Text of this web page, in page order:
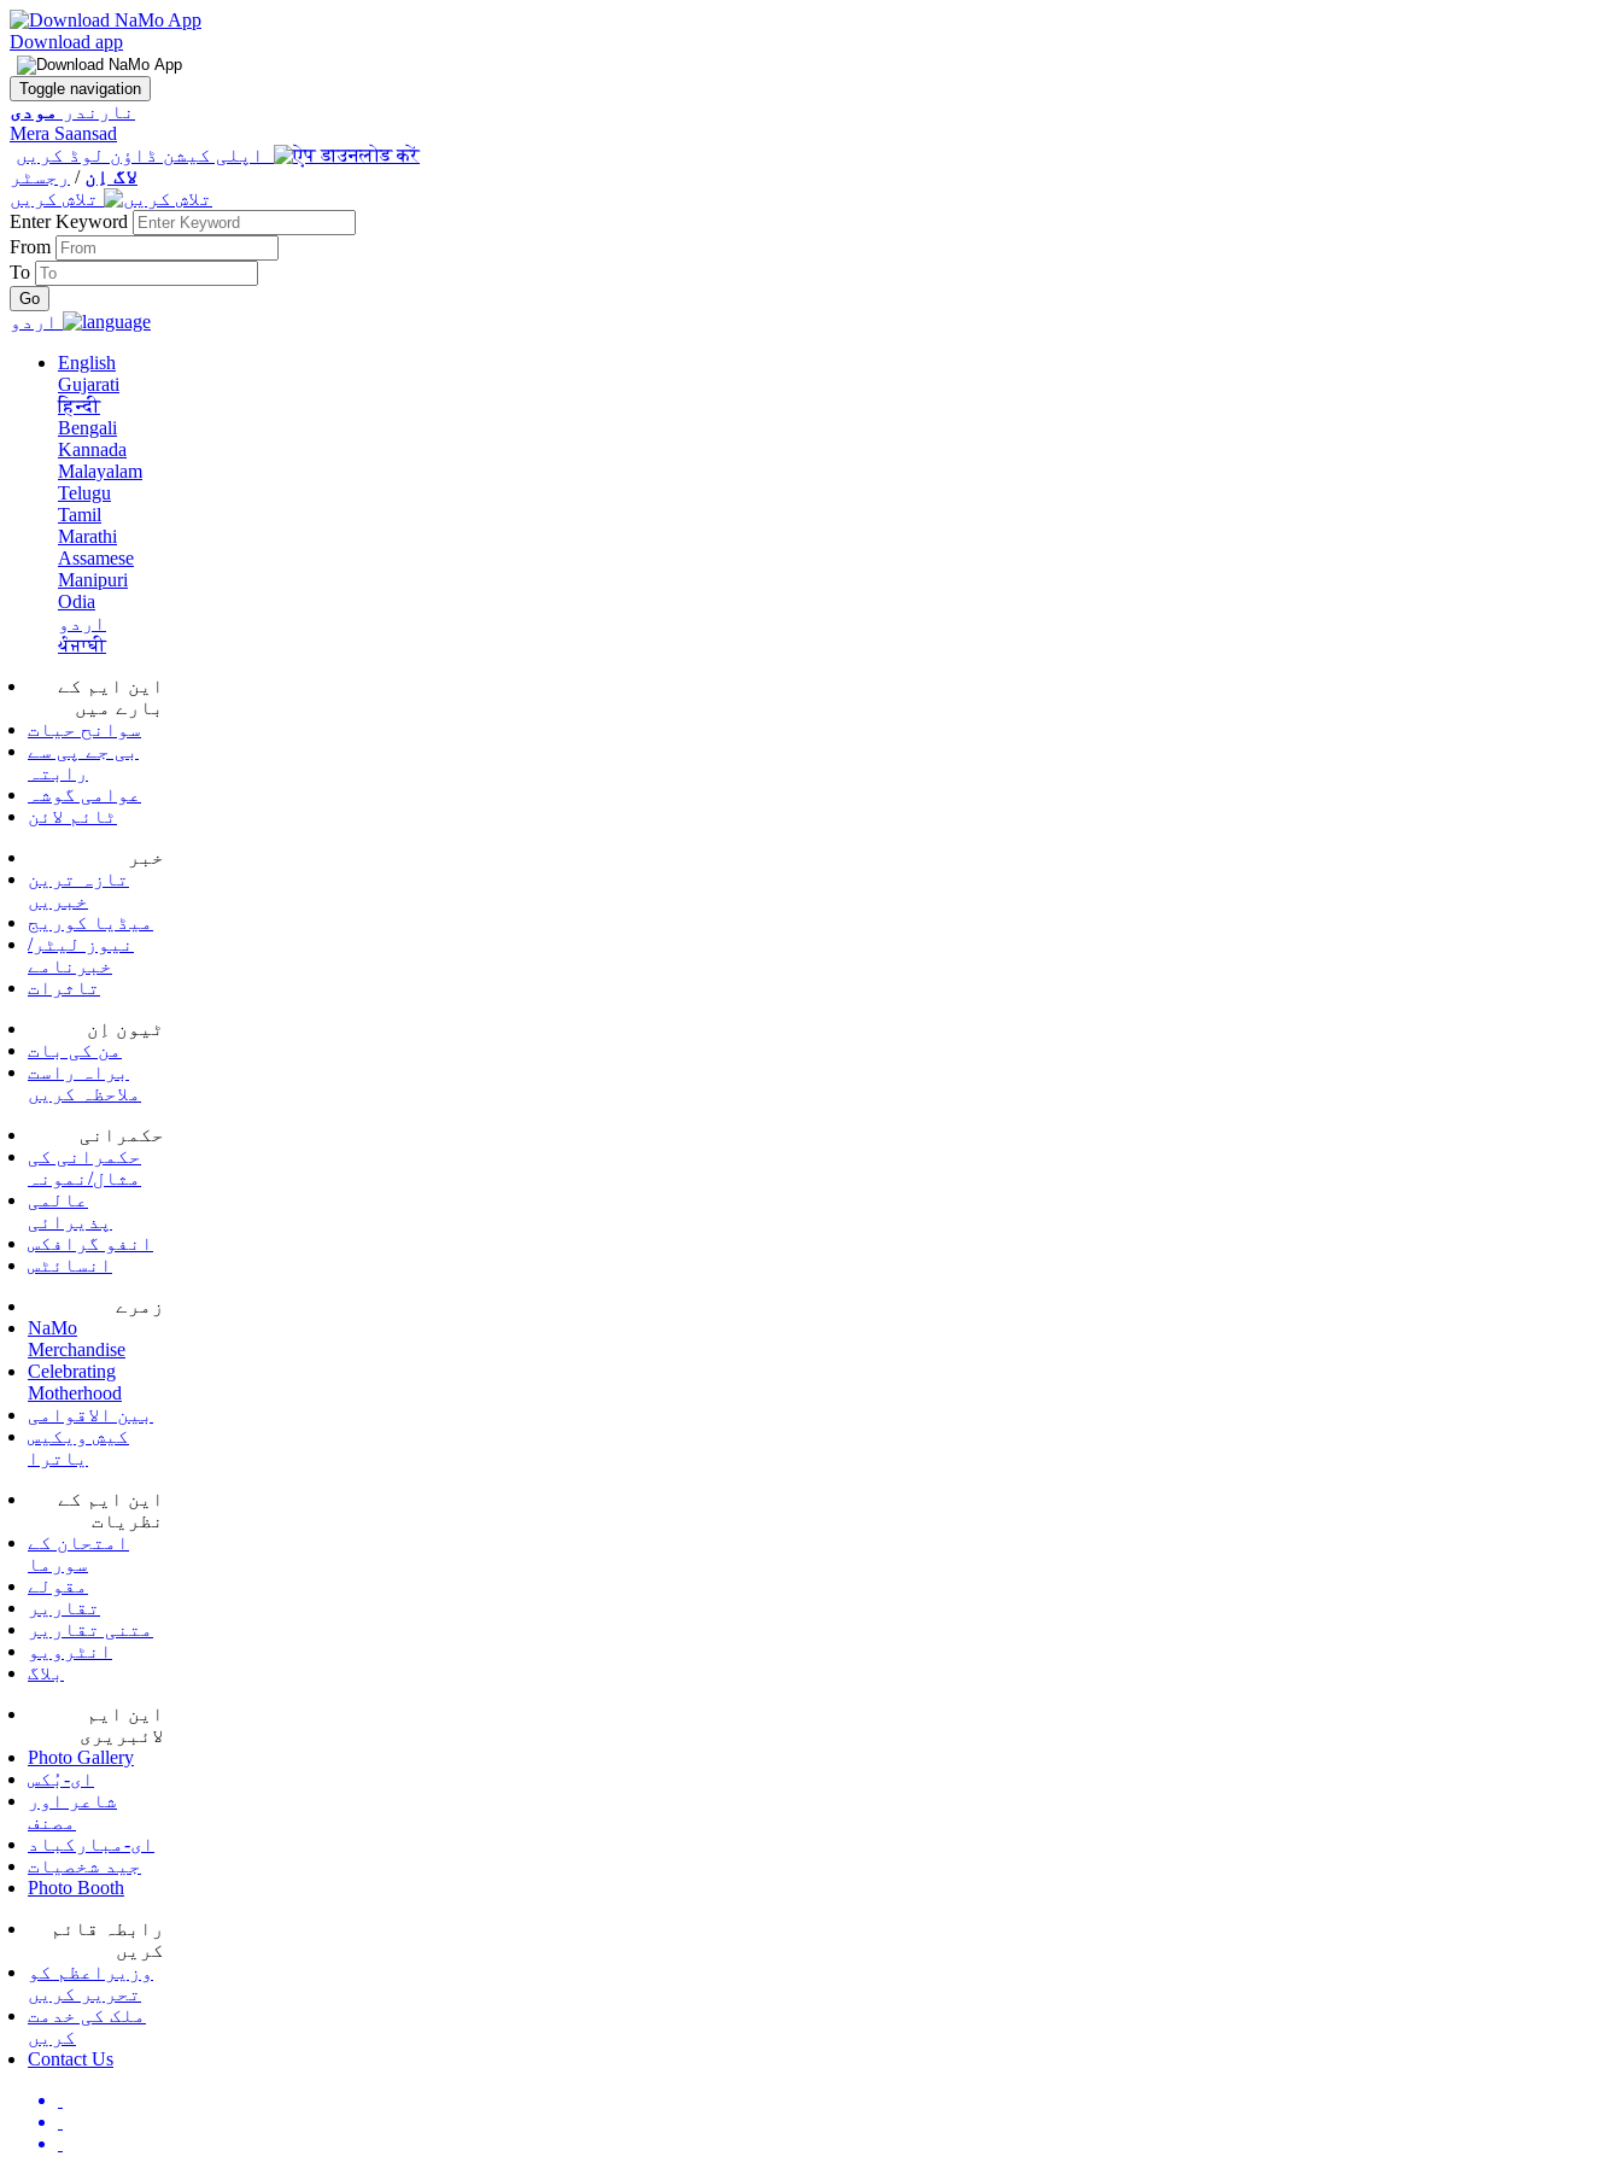
Download app
Toggle navigation
نارندر
مودی
Mera Saansad
اپلی کیشن ڈاؤن لوڈ کریں
لاگ اِن / رجسٹر
Enter Keyword
From
To
English
Gujarati
हिन्दी
Bengali
Kannada
Malayalam
Telugu
Tamil
Marathi
Assamese
Manipuri
Odia
اردو
ਪੰਜਾਬੀ
این ایم کے
بارے میں
سوانح حیات
بی جے پی سے
رابتہ
عوامی گوشہ
ٹائم لائن
خبر
تازہ ترین
خبریں
میڈیا کوریج
نیوز لیٹر/
خبرنامے
تاثرات
ٹیون اِن
من کی بات
براہ راست
ملاحظہ کریں
حکمرانی
حکمرانی کی
مثال/نمونہ
عالمی
پذیرائی
انفو گرافکس
انسائٹس
زمرے
NaMo
Merchandise
Celebrating
Motherhood
بین الاقوامی
کیش ویکیس
یاترا
این ایم کے
نظریات
امتحان کے
سورما
مقولے
تقاریر
متنی تقاریر
انٹرویو
بلاگ
این ایم
لائبریری
Photo Gallery
ای-بُکس
شاعر اور
مصنف
ای-مبارکباد
جید شخصیات
Photo Booth
رابطہ قائم
کریں
وزیراعظم کو
تحریر کریں
ملک کی خدمت
کریں
Contact Us